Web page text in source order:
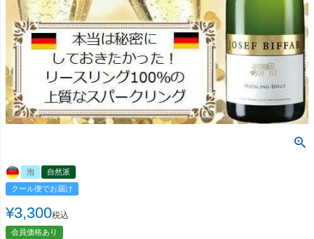
泡
自然派
クール便でお届け
¥3,300税込
会員価格あり